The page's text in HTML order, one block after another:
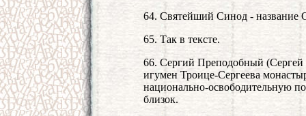
64. Святейший Синод - название
65. Так в тексте.
66. Сергий Преподобный (Сергей
игумен Троице-Сергеева
национально-освободительную
близок.